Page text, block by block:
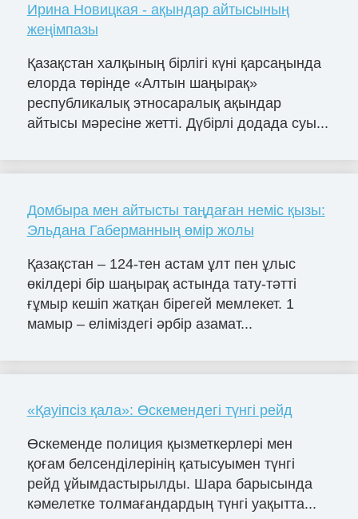
Ирина Новицкая - ақындар айтысының
жеңімпазы
Қазақстан халқының бірлігі күні қарсаңында
елорда төрінде «Алтын шаңырақ»
республикалық этносаралық ақындар
айтысы мәресіне жетті. Дүбірлі додада суы...
Домбыра мен айтысты таңдаған неміс қызы:
Эльдана Габерманның өмір жолы
Қазақстан – 124-тен астам ұлт пен ұлыс
өкілдері бір шаңырақ астында тату-тәтті
ғұмыр кешіп жатқан бірегей мемлекет. 1
мамыр – еліміздегі әрбір азамат...
«Қауіпсіз қала»: Өскемендегі түнгі рейд
Өскеменде полиция қызметкерлері мен
қоғам белсенділерінің қатысуымен түнгі
рейд ұйымдастырылды. Шара барысында
кәмелетке толмағандардың түнгі уақытта...